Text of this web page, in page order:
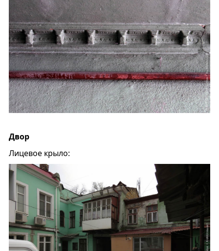
Двор
Лицевое крыло: